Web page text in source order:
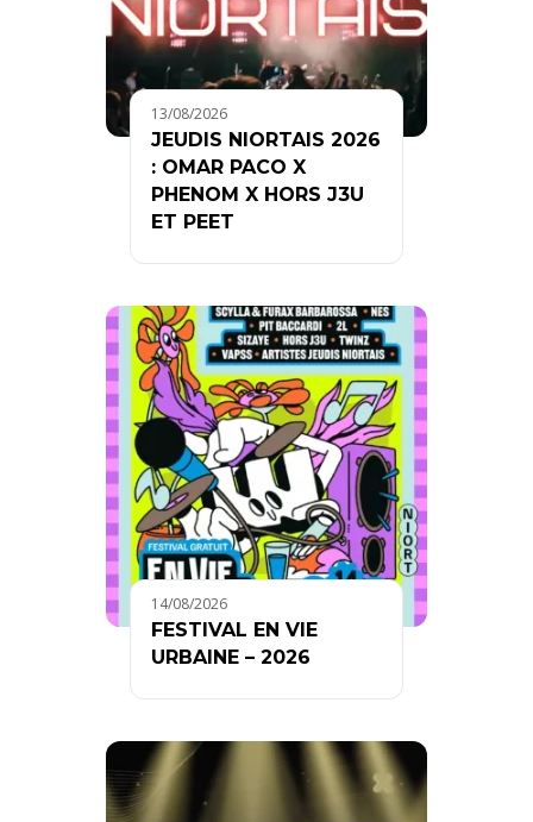
13/08/2026
JEUDIS NIORTAIS 2026
: OMAR PACO X
PHENOM X HORS J3U
ET PEET
14/08/2026
FESTIVAL EN VIE
URBAINE – 2026